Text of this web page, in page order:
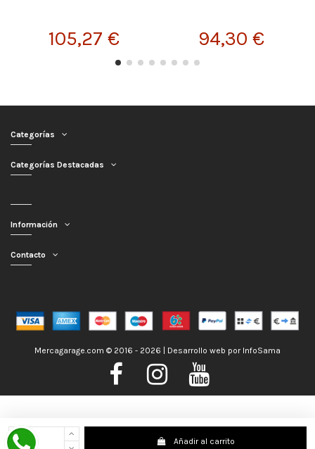
Nos encontramos de Vacaciones, no obstante los pedidos hechos se
despacharán con normalidad; usted puede hacer su pedido y le será enviado en
Añadir al carrito
105,27 € 94,30 €
Categorías
Categorías Destacadas
Información
Contacto
Mercagarage.com © 2016 - 2026 | Desarrollo web por InfoSama